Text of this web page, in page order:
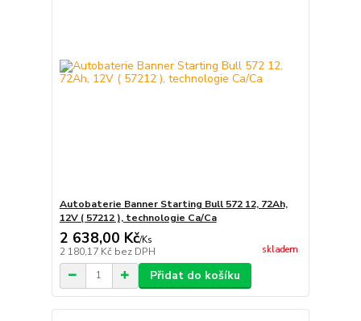
Autobaterie Banner Starting Bull 572 12, 72Ah,
12V ( 57212 ), technologie Ca/Ca
2 638,00 Kč/Ks
2 180,17 Kč bez DPH skladem
Přidat do košíku